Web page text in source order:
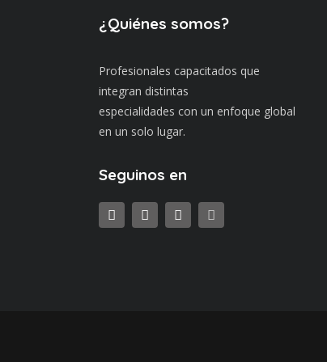
¿Quiénes somos?
Profesionales capacitados que
integran distintas
especialidades con un enfoque global
en un solo lugar.
Seguinos en